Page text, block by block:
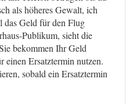
als höheres Gewalt, ich
das Geld für den Flug
Publikum, sieht die
bekommen Ihr Geld
einen Ersatztermin nutzen.
sobald ein Ersatztermin